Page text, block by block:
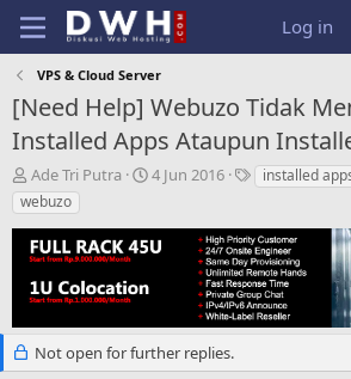
Log in
VPS & Cloud Server
[Need Help] Webuzo Tidak
Installed Apps Ataupun
T
h
r
e
a
d
s
t
a
r
Ade Tri Putra
S
r
t
t
e
4 Jun 2016
T
s
installed
webuzo
Not open for further replies.